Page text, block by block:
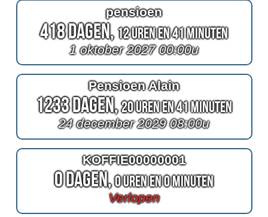
pensioen
418 Dagen,12 Uren en 41 Minuten
1 oktober 2027 00:00u
Pensioen Alain
1233 Dagen,20 Uren en 41 Minuten
24 december 2029 08:00u
KOFFIE00000001
0 Dagen,0 Uren en 0 Minuten
Verlopen